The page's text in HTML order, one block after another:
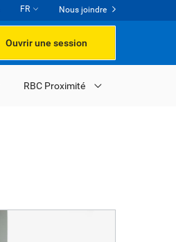
FR Nous joindre
Ouvrir une session
RBC Proximité